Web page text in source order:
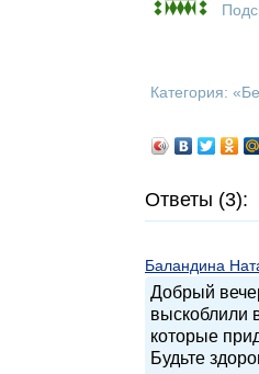
Категория: «
Ответы (3):
Баландина
Добрый
выскоблили
которые
Будьте